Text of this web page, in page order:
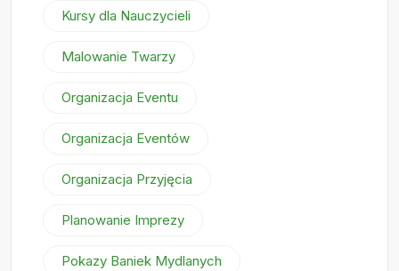
Kursy dla Nauczycieli
Malowanie Twarzy
Organizacja Eventu
Organizacja Eventów
Organizacja Przyjęcia
Planowanie Imprezy
Pokazy Baniek Mydlanych